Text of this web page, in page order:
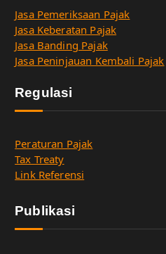
Jasa Pemeriksaan Pajak
Jasa Keberatan Pajak
Jasa Banding Pajak
Jasa Peninjauan Kembali Pajak
Regulasi
Peraturan Pajak
Tax Treaty
Link Referensi
Publikasi